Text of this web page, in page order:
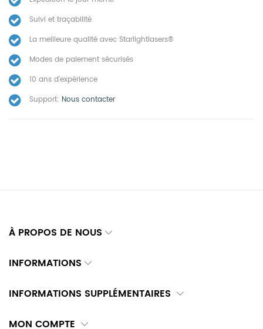
Suivi et traçabilité
La meilleure qualité avec Starlightlasers®
Modes de paiement sécurisés
10 ans d'expérience
Support: Nous contacter
À PROPOS DE NOUS
INFORMATIONS
INFORMATIONS SUPPLÉMENTAIRES
MON COMPTE